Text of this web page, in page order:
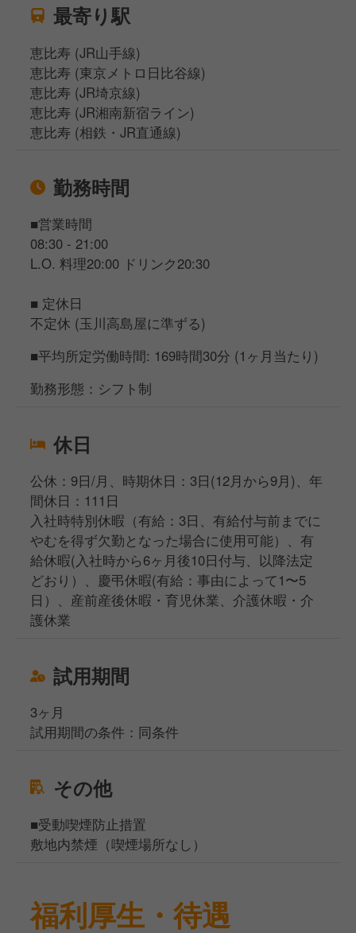
最寄り駅
恵比寿 (JR山手線)
恵比寿 (東京メトロ日比谷線)
恵比寿 (JR埼京線)
恵比寿 (JR湘南新宿ライン)
恵比寿 (相鉄・JR直通線)
勤務時間
■営業時間
08:30 - 21:00
L.O. 料理20:00 ドリンク20:30
■ 定休日
不定休 (玉川高島屋に準ずる)
■平均所定労働時間: 169時間30分 (1ヶ月当たり)
勤務形態：シフト制
休日
公休：9日/月、時期休日：3日(12月から9月)、年
間休日：111日
入社時特別休暇（有給：3日、有給付与前までに
やむを得ず欠勤となった場合に使用可能）、有
給休暇(入社時から6ヶ月後10日付与、以降法定
どおり）、慶弔休暇(有給：事由によって1〜5
日）、産前産後休暇・育児休業、介護休暇・介
護休業
試用期間
3ヶ月
試用期間の条件：同条件
その他
■受動喫煙防止措置
敷地内禁煙（喫煙場所なし）
福利厚生・待遇